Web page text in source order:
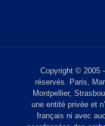
Copyright © 2005
réservés. Paris,
Montpellier,
une entité privée et
français ni avec